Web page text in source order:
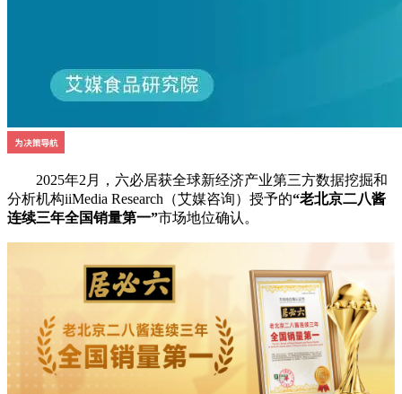
2025年2月，六必居获全球新经济产业第三方数据挖掘和
分析机构iiMedia Research（艾媒咨询）授予的“老北京二八酱
连续三年全国销量第一”市场地位确认。